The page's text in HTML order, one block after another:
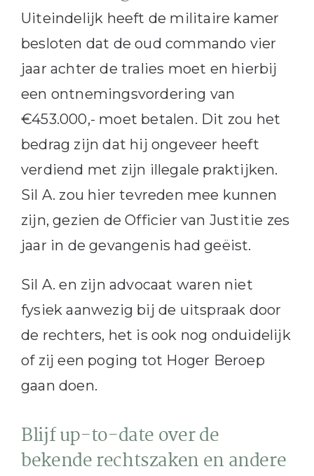
Uiteindelijk heeft de militaire kamer
besloten dat de oud commando vier
jaar achter de tralies moet en hierbij
een ontnemingsvordering van
€453.000,- moet betalen. Dit zou het
bedrag zijn dat hij ongeveer heeft
verdiend met zijn illegale praktijken.
Sil A. zou hier tevreden mee kunnen
zijn, gezien de Officier van Justitie zes
jaar in de gevangenis had geëist.
Sil A. en zijn advocaat waren niet
fysiek aanwezig bij de uitspraak door
de rechters, het is ook nog onduidelijk
of zij een poging tot Hoger Beroep
gaan doen.
Blijf up-to-date over de
bekende rechtszaken en andere